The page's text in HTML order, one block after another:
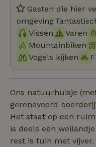
Gasten die hier
omgeving
Vissen
Varen
Mountainbiken
Vogels kijken
Ons natuurhuisje
gerenoveerd
Het staat op een
is deels een
rest is tuin met